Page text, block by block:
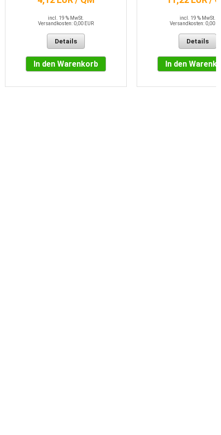
incl. 19 % MwSt.
Versandkosten: 0,00 EUR
Details
In den Warenkorb
incl. 19 % MwSt.
Versandkosten: 0,00
Details
In den